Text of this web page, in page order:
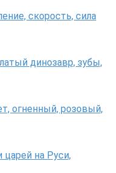
скорость, сила
динозавр, зубы,
огненный, розовый,
царей на Руси,